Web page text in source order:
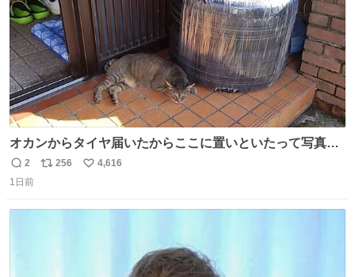
オカンからタイヤ届いたからここに置いといたって写真送
られてきたけど明らかに猫が邪魔くさそうな顔してて草
返
信
2
リ
256
い
4,616
1日前